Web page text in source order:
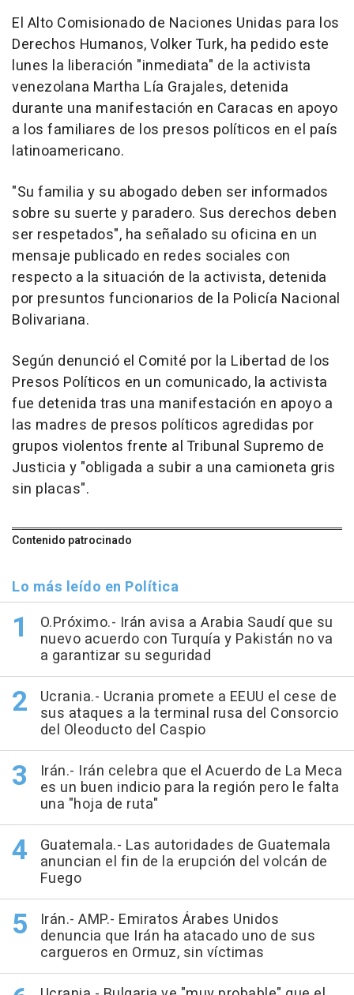
El Alto Comisionado de Naciones Unidas para los
Derechos Humanos, Volker Turk, ha pedido este
lunes la liberación "inmediata" de la activista
venezolana Martha Lía Grajales, detenida
durante una manifestación en Caracas en apoyo
a los familiares de los presos políticos en el país
latinoamericano.
"Su familia y su abogado deben ser informados
sobre su suerte y paradero. Sus derechos deben
ser respetados", ha señalado su oficina en un
mensaje publicado en redes sociales con
respecto a la situación de la activista, detenida
por presuntos funcionarios de la Policía Nacional
Bolivariana.
Según denunció el Comité por la Libertad de los
Presos Políticos en un comunicado, la activista
fue detenida tras una manifestación en apoyo a
las madres de presos políticos agredidas por
grupos violentos frente al Tribunal Supremo de
Justicia y "obligada a subir a una camioneta gris
sin placas".
Contenido patrocinado
Lo más leído en Política
O.Próximo.- Irán avisa a Arabia Saudí que su
nuevo acuerdo con Turquía y Pakistán no va
a garantizar su seguridad
Ucrania.- Ucrania promete a EEUU el cese de
sus ataques a la terminal rusa del Consorcio
del Oleoducto del Caspio
Irán.- Irán celebra que el Acuerdo de La Meca
es un buen indicio para la región pero le falta
una "hoja de ruta"
Guatemala.- Las autoridades de Guatemala
anuncian el fin de la erupción del volcán de
Fuego
Irán.- AMP.- Emiratos Árabes Unidos
denuncia que Irán ha atacado uno de sus
cargueros en Ormuz, sin víctimas